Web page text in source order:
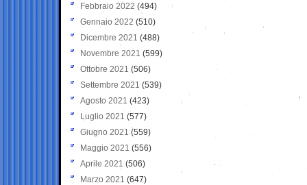
Febbraio 2022 (494)
Gennaio 2022 (510)
Dicembre 2021 (488)
Novembre 2021 (599)
Ottobre 2021 (506)
Settembre 2021 (539)
Agosto 2021 (423)
Luglio 2021 (577)
Giugno 2021(559)
Maggio 2021 (556)
Aprile 2021 (506)
Marzo 2021 (647)